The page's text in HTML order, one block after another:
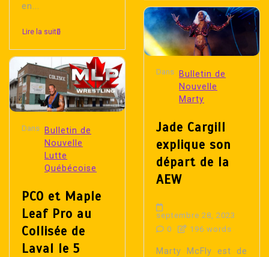
en...
Lire la suite
Dans
Bulletin de
Nouvelle
Lutte
Québécoise
PCO et Maple
Leaf Pro au
Collisée de
Laval le 5
Dans
Bulletin de
Nouvelle
Marty
Jade Cargill
explique son
départ de la
AEW
septembre 28, 2023
0
196 words
Marty McFly est de